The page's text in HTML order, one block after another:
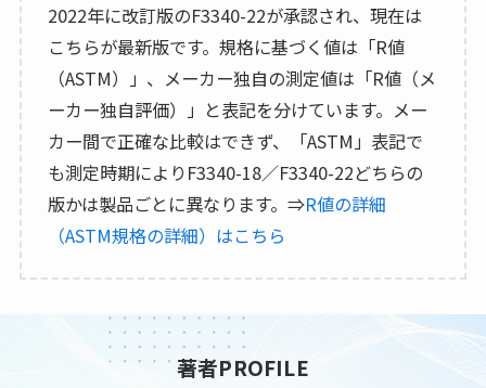
2022年に改訂版のF3340-22が承認され、現在は
こちらが最新版です。規格に基づく値は「R値
（ASTM）」、メーカー独自の測定値は「R値（メ
ーカー独自評価）」と表記を分けています。メー
カー間で正確な比較はできず、「ASTM」表記で
も測定時期によりF3340-18／F3340-22どちらの
版かは製品ごとに異なります。⇒R値の詳細
（ASTM規格の詳細）はこちら
著者PROFILE